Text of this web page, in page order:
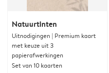
Natuurtinten
Uitnodigingen | Premium kaart
met keuze uit 3
papierafwerkingen
Set van 10 kaarten